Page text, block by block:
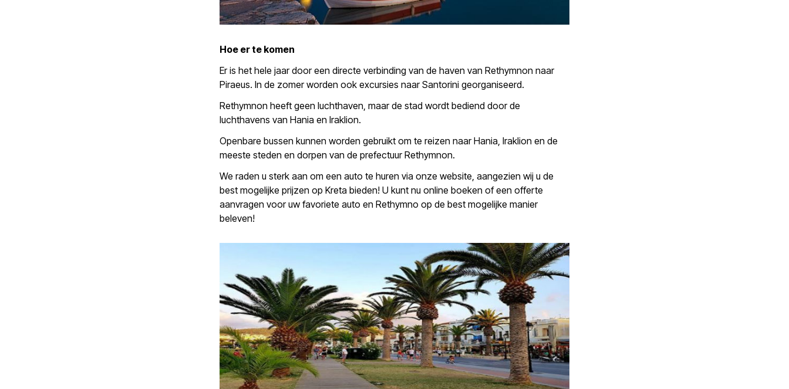
Hoe er te komen
Er is het hele jaar door een directe verbinding van de haven van Rethymnon naar
Piraeus. In de zomer worden ook excursies naar Santorini georganiseerd.
Rethymnon heeft geen luchthaven, maar de stad wordt bediend door de
luchthavens van Hania en Iraklion.
Openbare bussen kunnen worden gebruikt om te reizen naar Hania, Iraklion en de
meeste steden en dorpen van de prefectuur Rethymnon.
We raden u sterk aan om een auto te huren via onze website, aangezien wij u de
best mogelijke prijzen op Kreta bieden! U kunt nu online boeken of een offerte
aanvragen voor uw favoriete auto en Rethymno op de best mogelijke manier
beleven!